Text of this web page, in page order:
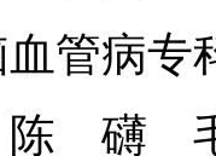
管病专
礴